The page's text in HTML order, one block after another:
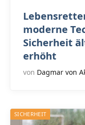
moderne
Sicherheit
erhöht
von Dagmar von
SICHERHEIT